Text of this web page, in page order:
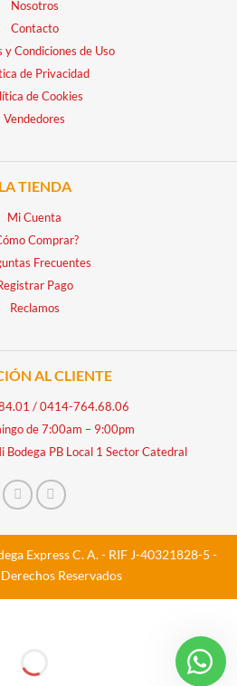
Nosotros
Contacto
y Condiciones de Uso
de Privacidad
de Cookies
Vendedores
LA TIENDA
Mi Cuenta
Comprar?
Frecuentes
Pago
Reclamos
AL CLIENTE
/0414-764.68.06
de 7:00am – 9:00pm
Bodega PB Local 1 Sector Catedral
Express C. A. - RIF J-40321828-5 -
Reservados